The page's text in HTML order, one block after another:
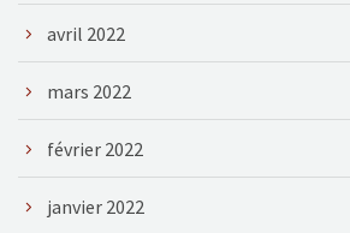
avril 2022
mars 2022
février 2022
janvier 2022